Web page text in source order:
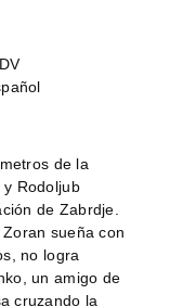
de la
Rodoljub
de Zabrdje.
sueña con
no logra
un amigo de
cruzando la